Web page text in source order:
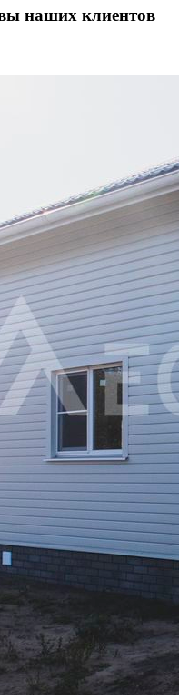
наших клиентов